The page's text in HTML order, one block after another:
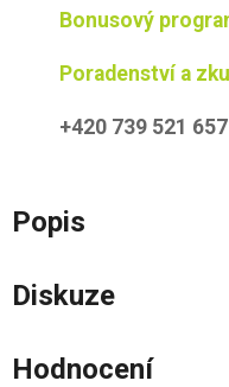
Bonusový
Poradenství a
+420 739 521
Popis
Diskuze
Hodnocení